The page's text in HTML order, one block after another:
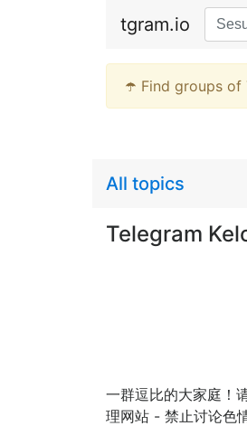
tgram.io
☂️ Find groups of
All topics
Telegram
一群逗比的大家庭！
理网站 - 禁止讨论色